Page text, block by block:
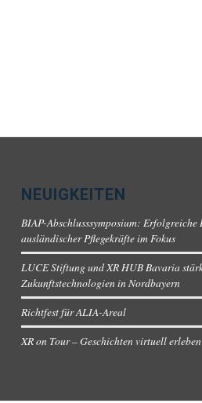
NEUIGKEITEN
BIAP-Abschlusssymposium:
ausländischer Pflegekräfte im Fokus
LUCE Stiftung und XR HUB Bavaria
Zukunftstechnologien in Nordbayern
Richtfest für ALIA-Areal
XR on Tour – Geschichten virtuell erleben